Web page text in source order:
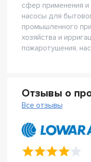
сфер применения и
насосы для
промышленного
хозяйства и
пожаротушения,
Отзывы о
Все отзывы